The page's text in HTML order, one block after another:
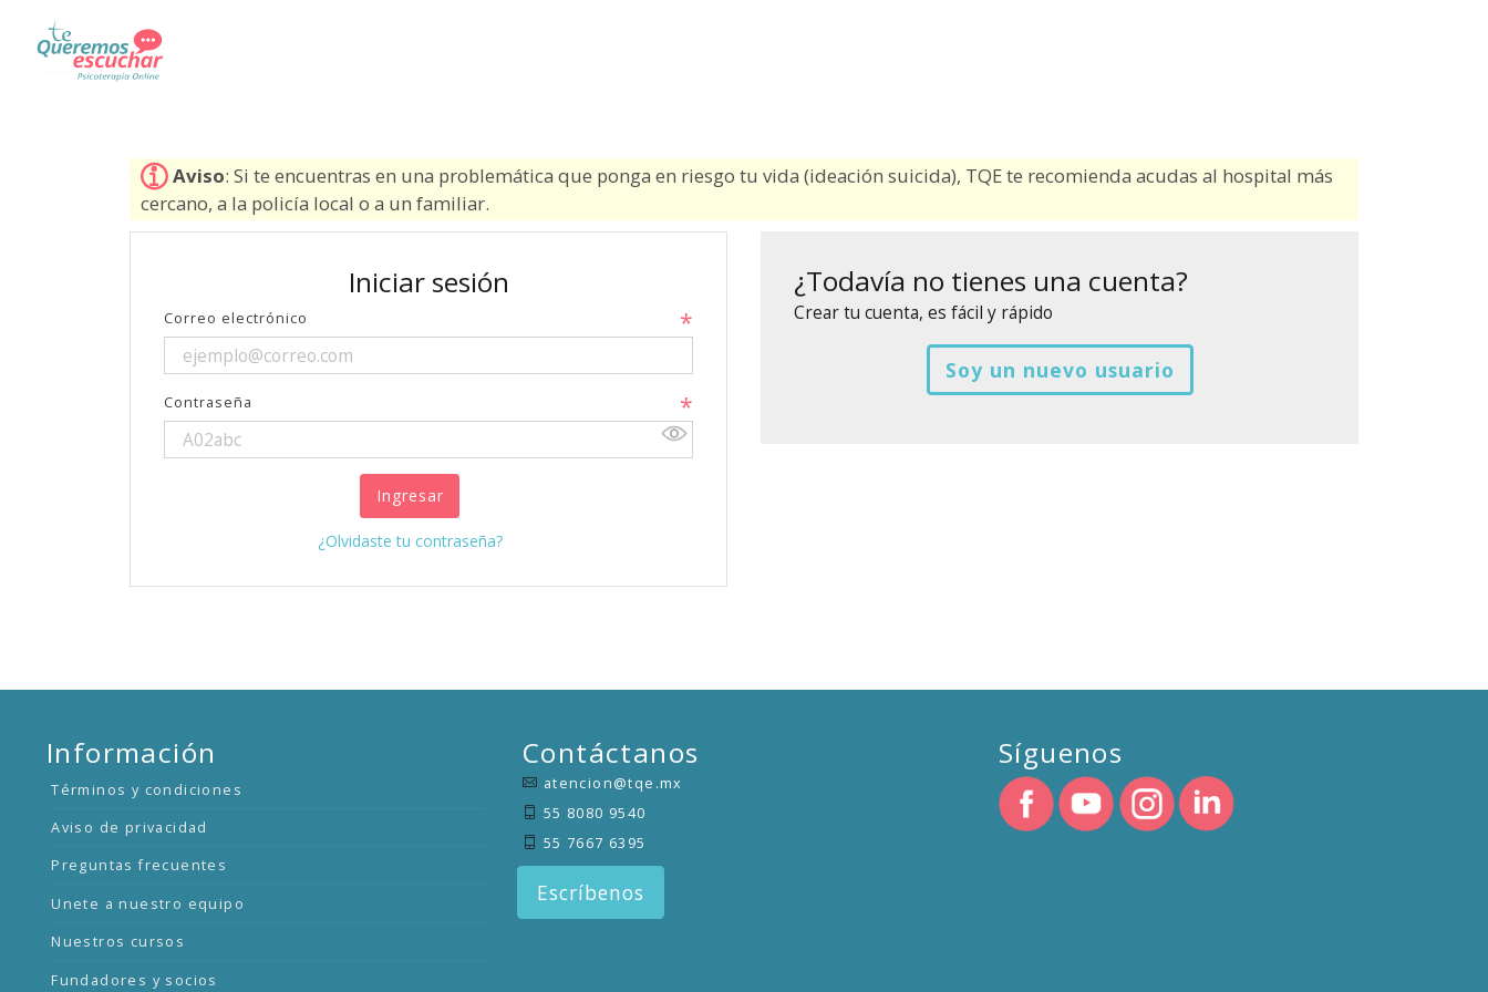
Aviso: Si te encuentras en una problemática que ponga en riesgo tu vida (ideación suicida), TQE te recomienda acudas al hospital más
cercano, a la policía local o a un familiar.
Iniciar sesión
Correo electrónico
Contraseña
Ingresar
¿Olvidaste tu contraseña?
¿Todavía no tienes una cuenta?
Crear tu cuenta, es fácil y rápido
Soy un nuevo usuario
Información
Términos y condiciones
Aviso de privacidad
Preguntas frecuentes
Unete a nuestro equipo
Nuestros cursos
Fundadores y socios
Contáctanos
atencion@tqe.mx
55 8080 9540
55 7667 6395
Escríbenos
Síguenos